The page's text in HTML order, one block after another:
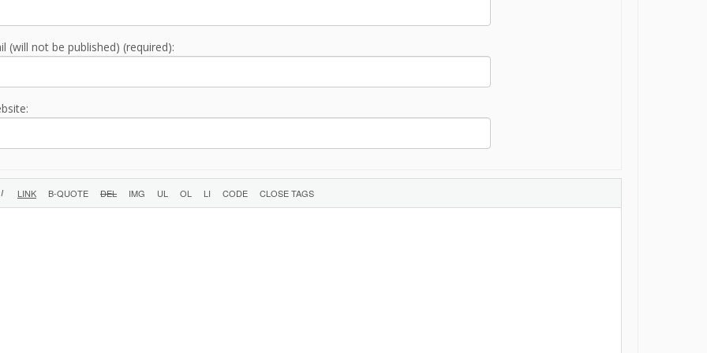
(will not be published) (required):